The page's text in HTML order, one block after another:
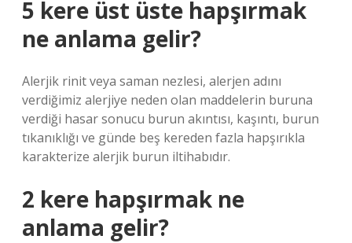
5 kere üst üste hapşırmak
ne anlama gelir?
Alerjik rinit veya saman nezlesi, alerjen adını
verdiğimiz alerjiye neden olan maddelerin buruna
verdiği hasar sonucu burun akıntısı, kaşıntı, burun
tıkanıklığı ve günde beş kereden fazla hapşırıkla
karakterize alerjik burun iltihabıdır.
2 kere hapşırmak ne
anlama gelir?